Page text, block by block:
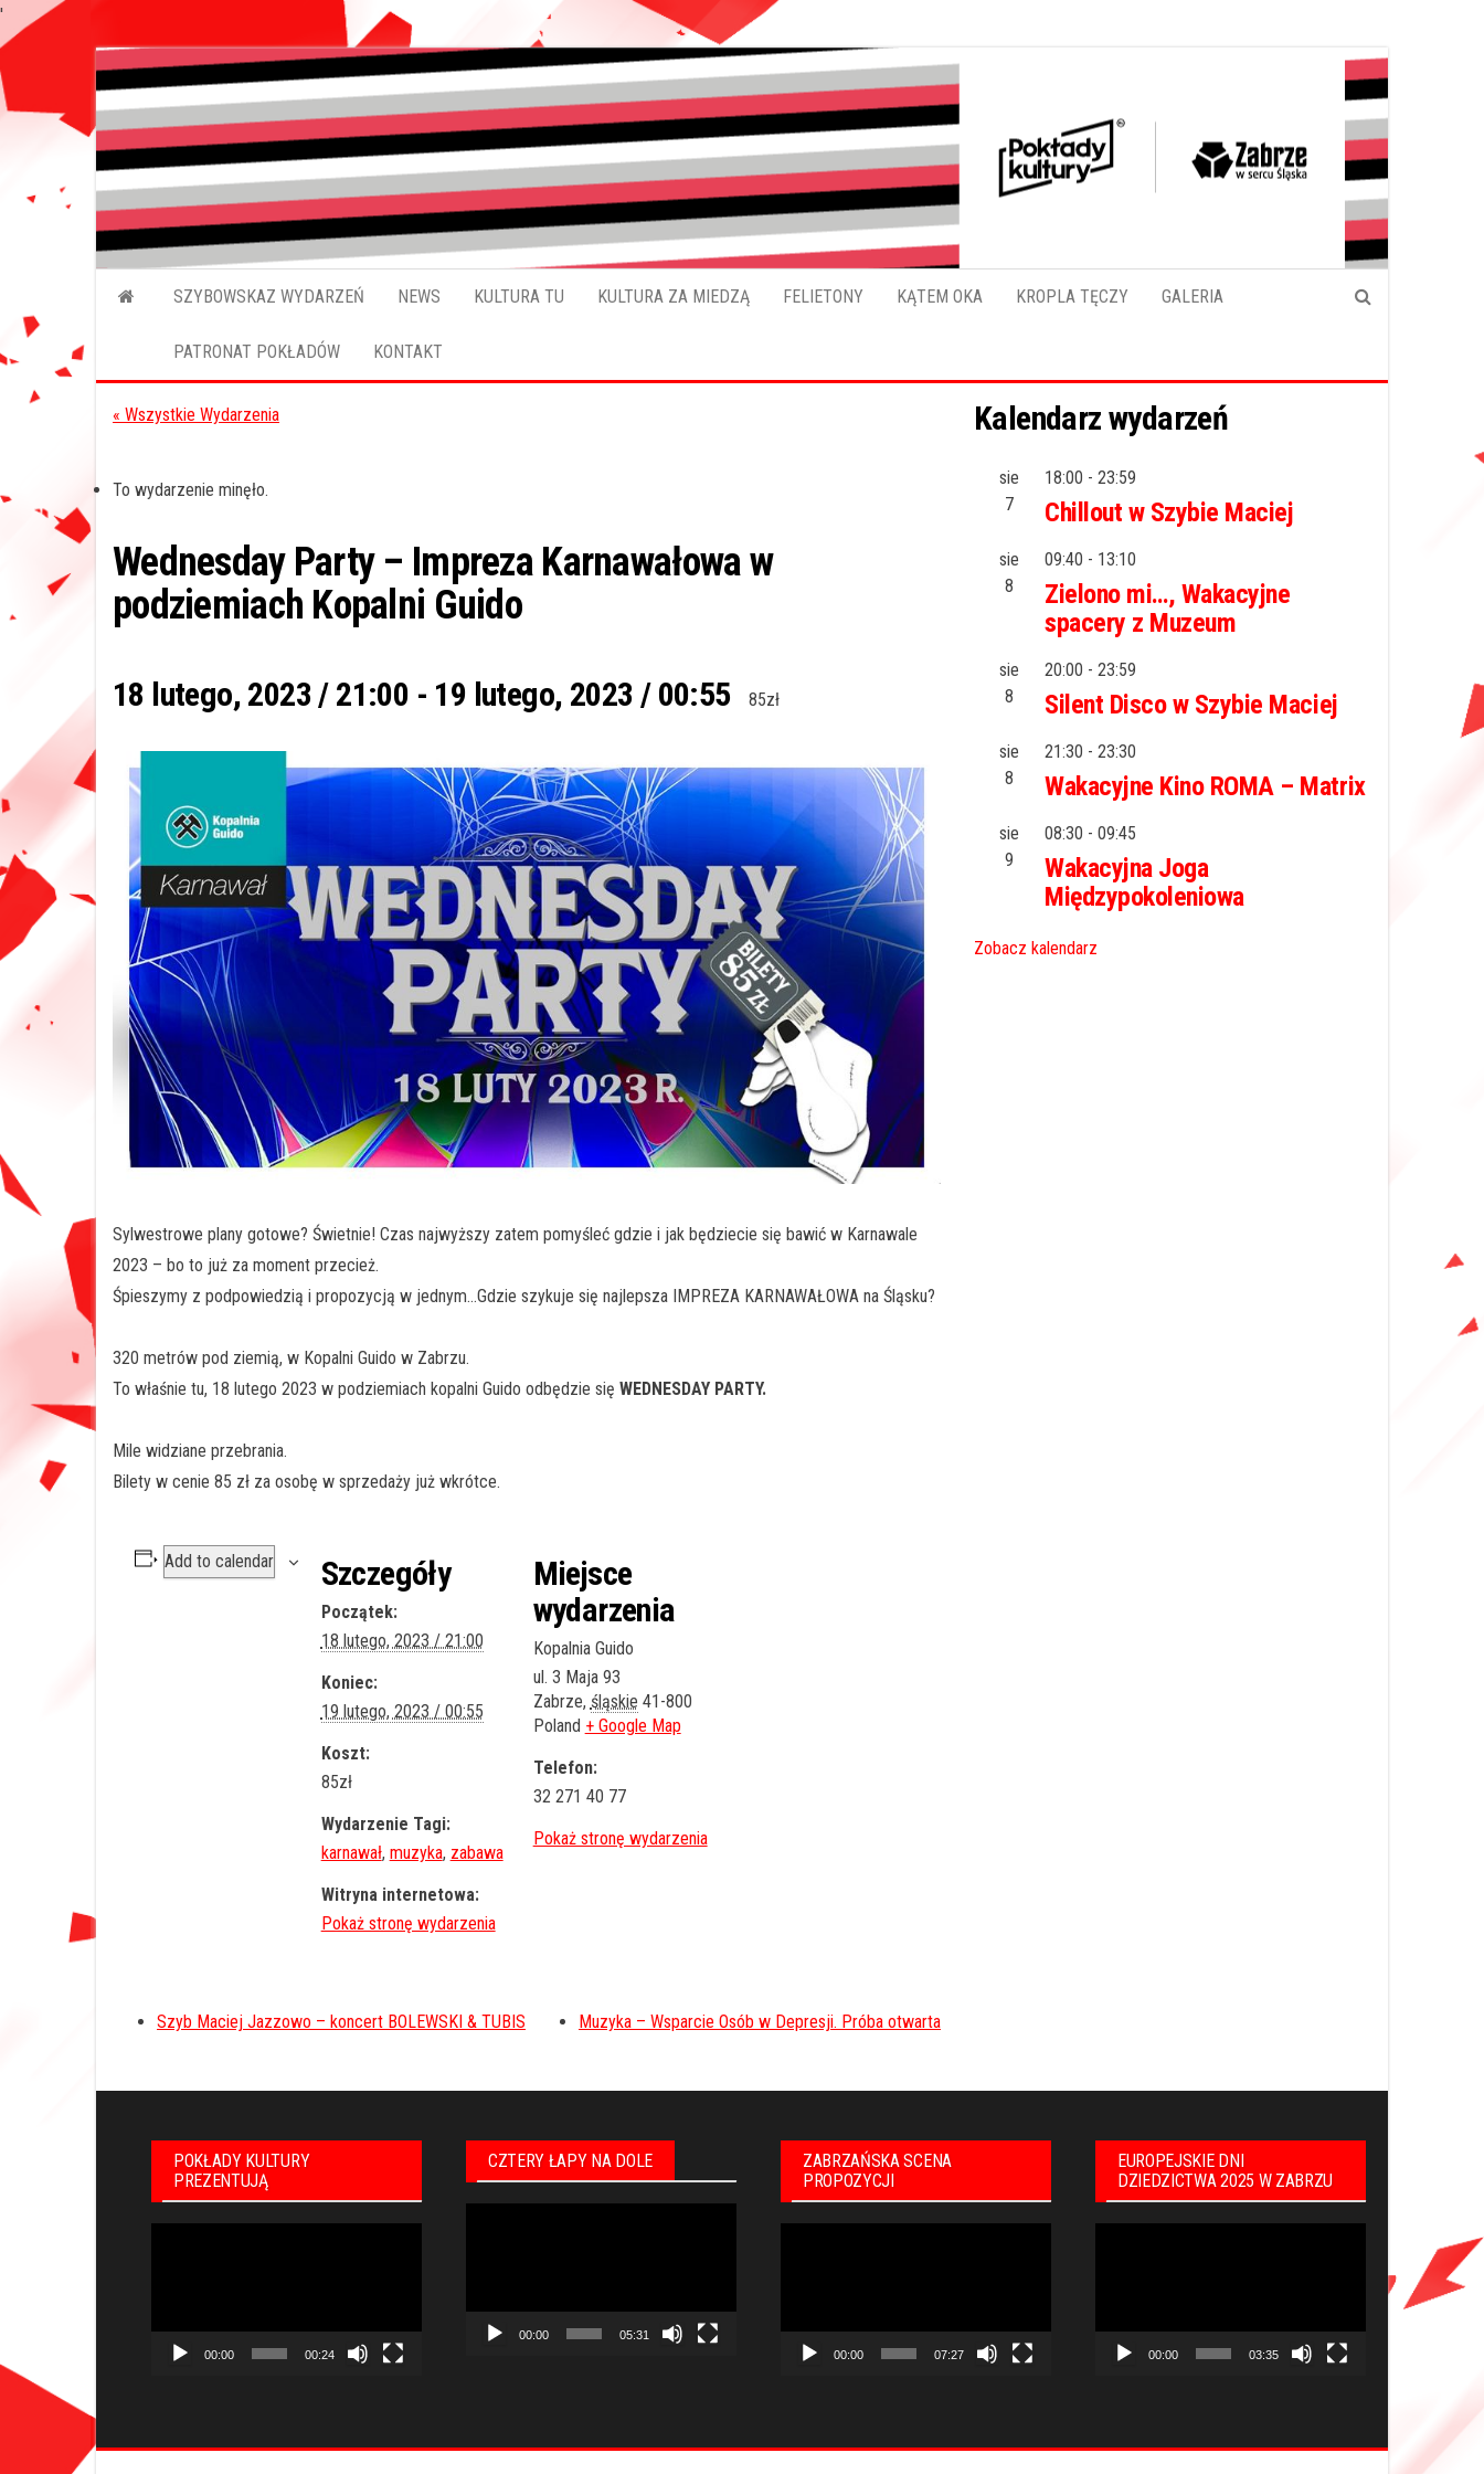
'
do
treści
Pokładykultury.eu
SZYBOWSKAZ WYDARZEŃ NEWS KULTURA TU KULTURA ZA MIEDZĄ FELIETONY KĄTEM OKA KROPLA TĘCZY GALERIA
PATRONAT POKŁADÓW KONTAKT
« Wszystkie Wydarzenia
To wydarzenie minęło.
Wednesday Party – Impreza Karnawałowa w
podziemiach Kopalni Guido
18 lutego, 2023 / 21:00 - 19 lutego, 2023 / 00:55 85zł
Sylwestrowe plany gotowe? Świetnie! Czas najwyższy zatem pomyśleć gdzie i jak będziecie się bawić w Karnawale
2023 – bo to już za moment przecież.
Śpieszymy z podpowiedzią i propozycją w jednym…Gdzie szykuje się najlepsza IMPREZA KARNAWAŁOWA na Śląsku?
320 metrów pod ziemią, w Kopalni Guido w Zabrzu.
To właśnie tu, 18 lutego 2023 w podziemiach kopalni Guido odbędzie się WEDNESDAY PARTY.
Mile widziane przebrania.
Bilety w cenie 85 zł za osobę w sprzedaży już wkrótce.
Add to calendar Szczegóły
Początek:
18 lutego, 2023 / 21:00
Koniec:
19 lutego, 2023 / 00:55
Koszt:
85zł
Wydarzenie Tagi:
karnawał, muzyka, zabawa
Witryna internetowa:
Miejsce
wydarzenia
Kopalnia Guido
ul. 3 Maja 93
Zabrze, śląskie 41-800
Poland + Google Map
Telefon:
32 271 40 77
Szyb Maciej Jazzowo – koncert BOLEWSKI & TUBIS Muzyka – Wsparcie Osób w Depresji. Próba otwarta
Kalendarz wydarzeń
sie
7
18:00 - 23:59
Chillout w Szybie Maciej
sie
8
09:40 - 13:10
Zielono mi…, Wakacyjne
spacery z Muzeum
sie
8
20:00 - 23:59
Silent Disco w Szybie Maciej
sie
8
21:30 - 23:30
Wakacyjne Kino ROMA – Matrix
sie
9
08:30 - 09:45
Wakacyjna Joga
Międzypokoleniowa
Zobacz kalendarz
POKŁADY KULTURY
PREZENTUJĄ
00:00 00:24
CZTERY ŁAPY NA DOLE
00:00 05:31
ZABRZAŃSKA SCENA
PROPOZYCJI
00:00 07:27
EUROPEJSKIE DNI
DZIEDZICTWA 2025 W ZABRZU
00:00 03:35